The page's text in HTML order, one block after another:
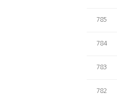
785
784
783
782